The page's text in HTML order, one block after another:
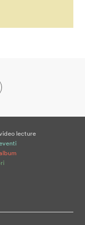
lecture